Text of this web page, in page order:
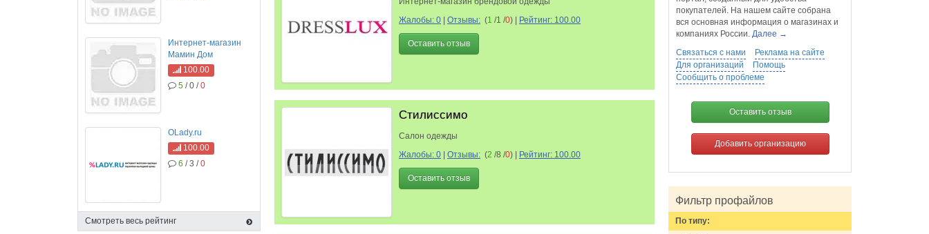
Жалобы: 0
Отзывы: (1 /1 /0) Рейтинг: 100.00
Оставить отзыв
Стилиссимо
Салон одежды
Жалобы: 0
Отзывы: (2 /8 /0) Рейтинг: 100.00
Оставить отзыв
Интернет-магазин
Мамин Дом
100.00
5 / 0 /0
OLady.ru
100.00
6 / 3 /0
Смотреть весь рейтинг
покупателей. На нашем сайте собрана
вся основная информация о магазинах и
компаниях России. Далее →
Связаться с нами
Реклама на сайте
Для организаций
Помощь
Сообщить о проблеме
Оставить отзыв
Добавить организацию
Фильтр профайлов
По типу: